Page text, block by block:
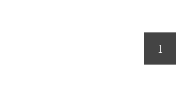
1